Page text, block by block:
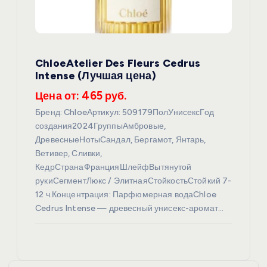
ChloeAtelier Des Fleurs Cedrus
Intense (Лучшая цена)
Цена от: 465 руб.
Бренд: ChloeАртикул: 509179ПолУнисексГод
создания2024ГруппыАмбровые,
ДревесныеНотыСандал, Бергамот, Янтарь,
Ветивер, Сливки,
КедрСтранаФранцияШлейфВытянутой
рукиСегментЛюкс / ЭлитнаяСтойкостьСтойкий 7-
12 ч.Концентрация: Парфюмерная водаChloe
Cedrus Intense — древесный унисекс-аромат…